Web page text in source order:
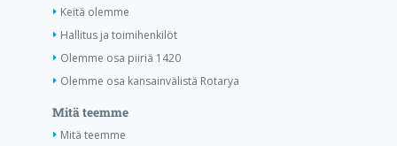
Keitä olemme
Hallitus ja toimihenkilöt
Olemme osa piiriä 1420
Olemme osa kansainvälistä Rotarya
Mitä teemme
Mitä teemme